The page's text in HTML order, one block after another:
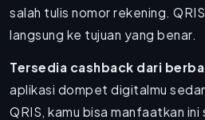
salah tulis nomor rekening.
langsung ke tujuan yang benar.
Tersedia cashback dari
aplikasi dompet digitalmu
QRIS, kamu bisa manfaatkan